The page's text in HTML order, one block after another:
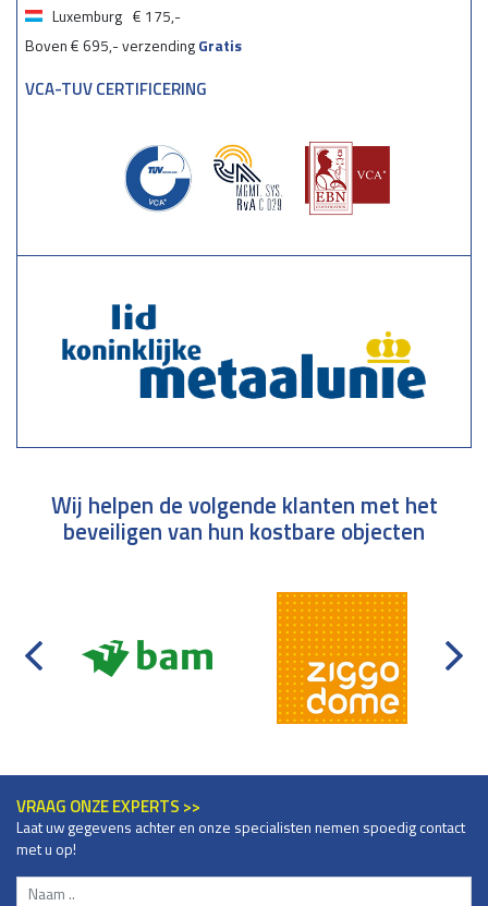
Luxemburg € 175,-
Boven € 695,- verzendingGratis
VCA-TUV CERTIFICERING
Wij helpen de volgende klanten met het
beveiligen van hun kostbare objecten
VRAAG ONZE EXPERTS >>
Laat uw gegevens achter en onze specialisten nemen spoedig contact
met u op!